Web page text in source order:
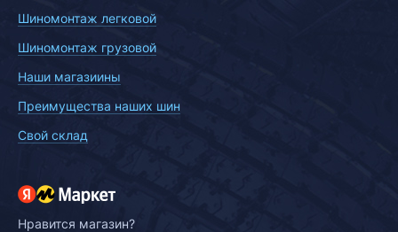
Шиномонтаж легковой
Шиномонтаж грузовой
Наши магазиины
Преимущества наших шин
Свой склад
Нравится магазин?